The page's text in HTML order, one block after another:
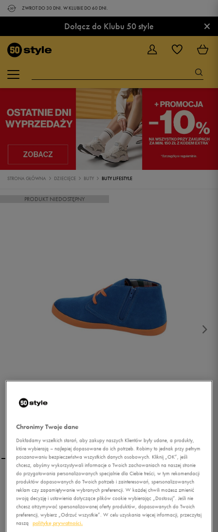
ZWROT DO 30 DNI. W KLUBIE DO 60 DNI.
Dołącz do Klubu 50 style ×
STRONA GŁÓWNA DZIECIĘCE BUTY BUTY LIFESTYLE
PRODUKT NIEDOSTĘPNY
LOTTO SEVENTY JR
0.0( 0)
29,99 złz Vat
Chronimy Twoje dane
Dokładamy wszelkich starań, aby zakupy naszych Klientów były udane, a produkty,
które wybierają – najlepiej dopasowane do ich potrzeb. Robimy to jednak przy pełnym
poszanowaniu bezpieczeństwa wszystkich danych osobowych. Kliknij „OK”, jeśli
chcesz, abyśmy wykorzystywali informacje o Twoich zachowaniach na naszej stronie
do przygotowania personalizowanych specjalnie dla Ciebie treści, w tym rekomendacji
produktów dopasowanych do Twoich potrzeb i zainteresowań, spersonalizowanych
reklam czy zapamiętywanie wybranych preferencji. W każdej chwili możesz zmienić
swoją decyzję i ustawienia dotyczące plików cookie wybierając „Dostosuj”. Jeśli nie
chcesz otrzymywać spersonalizowanej oferty produktów, dopasowanych do Twoich
preferencji, wybierz „Odrzuć wszystkie”. W celu uzyskania więcej informacji, przeczytaj
naszą
politykę prywatności.